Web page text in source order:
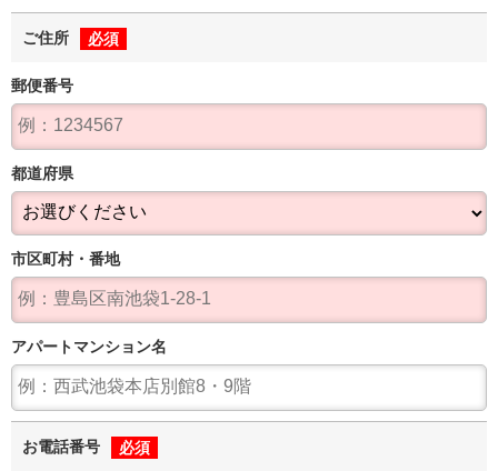
ご住所 必須
郵便番号
都道府県
市区町村・番地
アパートマンション名
お電話番号 必須